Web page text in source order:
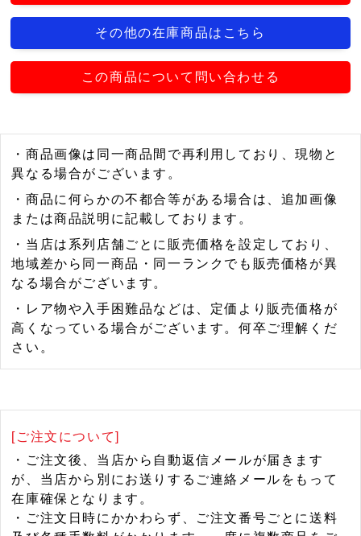
その他の在庫商品はこちら
この商品について問い合わせる
・商品画像は同一商品間で再利用しており、現物と
異なる場合がございます。
・商品に何らかの不都合等がある場合は、追加画像
または商品説明に記載しております。
・当店は系列店舗ごとに販売価格を設定しており、
地域差から同一商品・同一ランクでも販売価格が異
なる場合がございます。
・レア物や入手困難品などは、定価より販売価格が
高くなっている場合がございます。何卒ご理解くだ
さい。
[ご注文について]
・ご注文後、当店から自動返信メールが届きます
が、当店から別にお送りするご連絡メールをもって
在庫確保となります。
・ご注文日時にかかわらず、ご注文番号ごとに送料